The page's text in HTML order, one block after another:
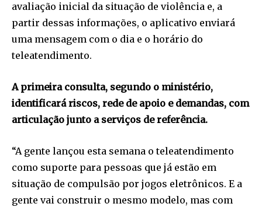
avaliação inicial da situação de violência e, a
partir dessas informações, o aplicativo enviará
uma mensagem com o dia e o horário do
teleatendimento.
A primeira consulta, segundo o ministério,
identificará riscos, rede de apoio e demandas, com
articulação junto a serviços de referência.
“A gente lançou esta semana o teleatendimento
como suporte para pessoas que já estão em
situação de compulsão por jogos eletrônicos. E a
gente vai construir o mesmo modelo, mas com